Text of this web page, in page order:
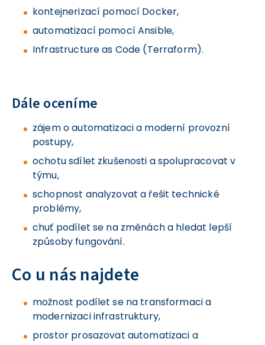
kontejnerizací pomocí Docker,
automatizací pomocí Ansible,
Infrastructure as Code (Terraform).
Dále oceníme
zájem o automatizaci a moderní provozní
postupy,
ochotu sdílet zkušenosti a spolupracovat v
týmu,
schopnost analyzovat a řešit technické
problémy,
chuť podílet se na změnách a hledat lepší
způsoby fungování.
Co u nás najdete
možnost podílet se na transformaci a
modernizaci infrastruktury,
prostor prosazovat automatizaci a